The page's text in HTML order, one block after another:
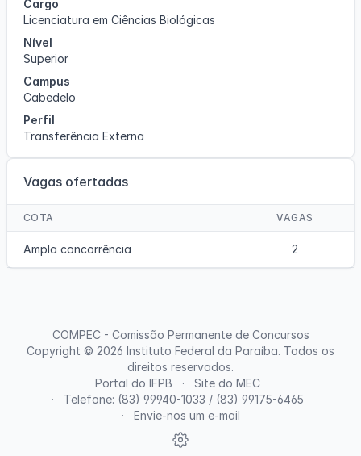
Cargo
Licenciatura em Ciências Biológicas
Nível
Superior
Campus
Cabedelo
Perfil
Transferência Externa
Vagas ofertadas
COTA VAGAS
Ampla concorrência 2
Portal do IFPB
Site do MEC
Telefone: (83) 99940-1033 / (83) 99175-6465
Envie-nos um e-mail
COMPEC - Comissão Permanente de Concursos
Copyright © 2026 Instituto Federal da Paraíba. Todos os
direitos reservados.